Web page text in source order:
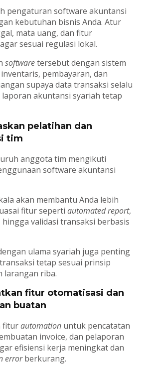
pengaturan software akuntansi
kebutuhan bisnis Anda. Atur
mata uang, dan fitur
sesuai regulasi lokal.
softwaretersebut dengan sistem
pembayaran, dan
supaya data transaksi selalu
akuntansi syariah tetap
pelatihan dan
tim
anggota tim mengikuti
software akuntansi
akan membantu Anda lebih
fitur seperti automated report,
hingga validasi transaksi berbasis
ulama syariah juga penting
tetap sesuai prinsip
larangan riba.
fitur otomatisasi dan
buatan
fiturautomationuntuk pencatatan
invoice, dan pelaporan
efisiensi kerja meningkat dan
errorberkurang.